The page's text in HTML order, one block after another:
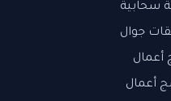
سحابية
جوال
أعمال
أعمال